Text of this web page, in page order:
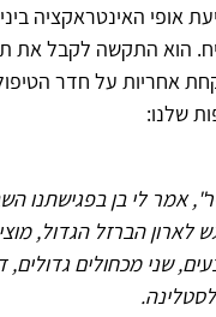
אופי האינטראקציה
הוא התקשה לקבל את
אחריות על חדר
שלנו:
אמר לי בן בפגישתנו
לארון הברזל הגדול,
שני מכחולים גדולים,